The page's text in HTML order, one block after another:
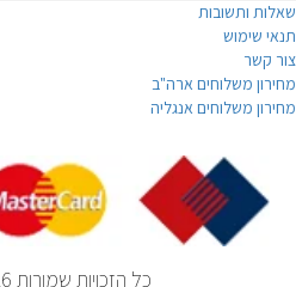
שאלות ותשובות
תנאי שימוש
צור קשר
מחירון משלוחים ארה"ב
מחירון משלוחים אנגליה
כל הזכויות שמורות idgu © 2016